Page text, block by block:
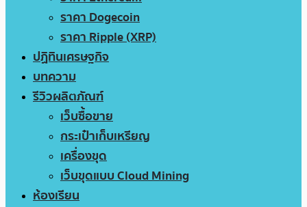
ราคา Dogecoin
ราคา Ripple (XRP)
ปฏิทินเศรษฐกิจ
บทความ
รีวิวผลิตภัณฑ์
เว็บซื้อขาย
กระเป๋าเก็บเหรียญ
เครื่องขุด
เว็บขุดแบบ Cloud Mining
ห้องเรียน